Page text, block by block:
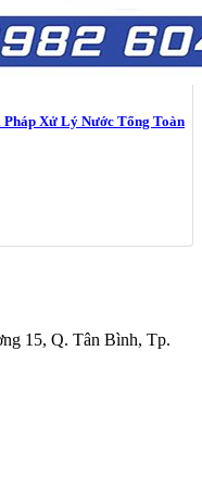
Xử Lý Nước Tổng Toàn
15, Q. Tân Bình, Tp.